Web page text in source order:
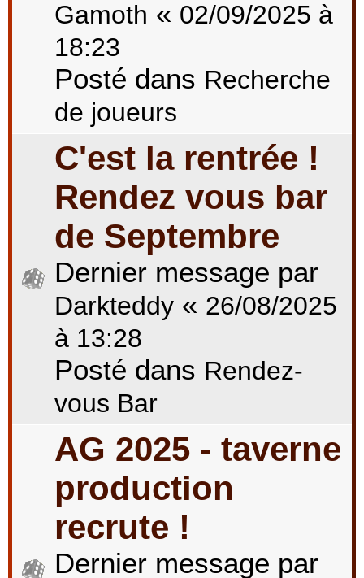
Gamoth « 02/09/2025 à
18:23
Posté dans Recherche
de joueurs
C'est la rentrée !
Rendez vous bar
de Septembre
Dernier message par
Darkteddy « 26/08/2025
à 13:28
Posté dans Rendez-
vous Bar
AG 2025 - taverne
production
recrute !
Dernier message par